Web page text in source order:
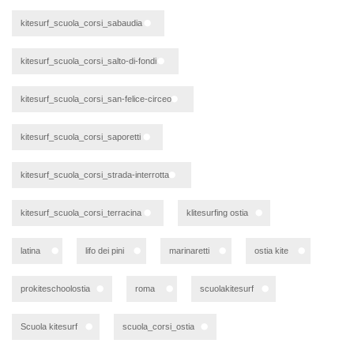
kitesurf_scuola_corsi_sabaudia
kitesurf_scuola_corsi_salto-di-fondi
kitesurf_scuola_corsi_san-felice-circeo
kitesurf_scuola_corsi_saporetti
kitesurf_scuola_corsi_strada-interrotta
kitesurf_scuola_corsi_terracina klitesurfing ostia
latina lifo dei pini marinaretti ostia kite
prokiteschoolostia roma scuolakitesurf
Scuola kitesurf scuola_corsi_ostia